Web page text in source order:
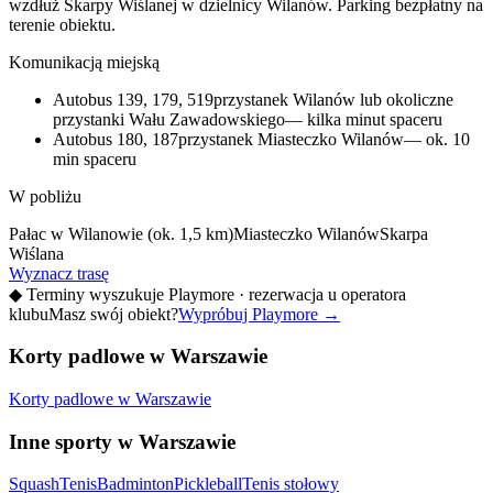
wzdłuż Skarpy Wiślanej w dzielnicy Wilanów. Parking bezpłatny na
terenie obiektu.
Komunikacją miejską
Autobus 139, 179, 519przystanek Wilanów lub okoliczne
przystanki Wału Zawadowskiego— kilka minut spaceru
Autobus 180, 187przystanek Miasteczko Wilanów— ok. 10
min spaceru
W pobliżu
Pałac w Wilanowie (ok. 1,5 km)Miasteczko WilanówSkarpa
Wiślana
Wyznacz trasę
◆ Terminy wyszukuje Playmore · rezerwacja u operatora
klubuMasz swój obiekt?Wypróbuj Playmore →
Korty padlowe w Warszawie
Korty padlowe w Warszawie
Inne sporty w Warszawie
SquashTenisBadmintonPickleballTenis stołowy